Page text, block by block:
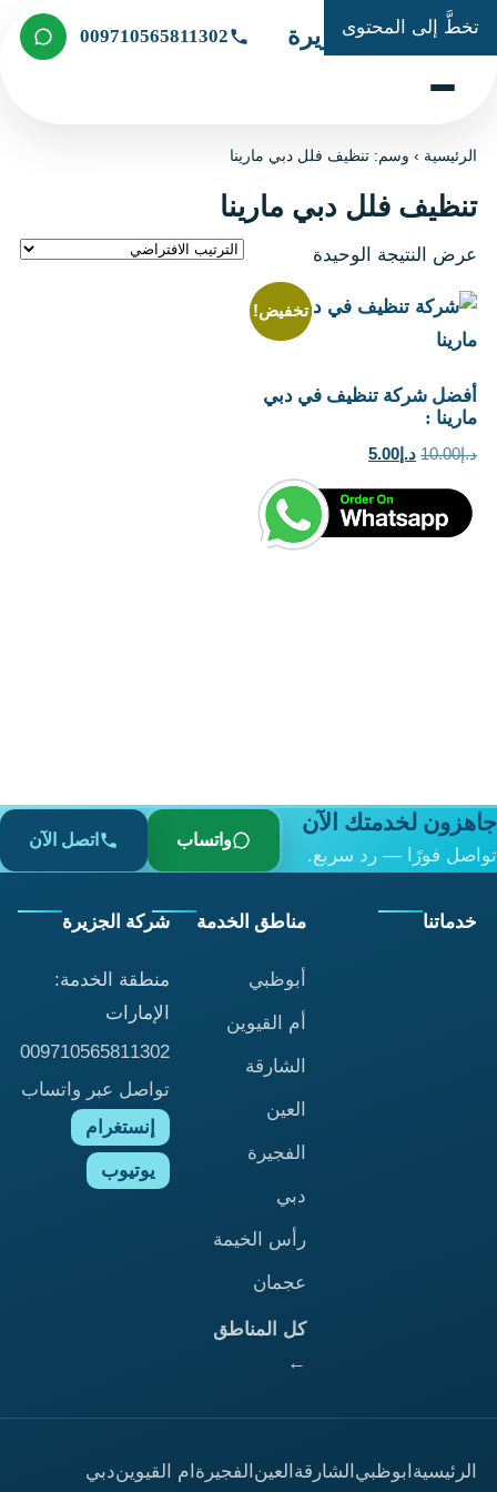
تخطَّ إلى المحتوى
شركة الجزيرة 009710565811302
الرئيسية ›وسم: تنظيف فلل دبي مارينا
تنظيف فلل دبي مارينا
عرض النتيجة الوحيدة
تخفيض!
أفضل شركة تنظيف في دبي
مارينا :
د.إ10.00 السعر
هو:
د.إ10.00.
د.إ 5.00السعر
هو:
د.إ5.00.
جاهزون لخدمتك الآن
تواصل فورًا — رد سريع.
واتساب اتصل الآن
خدماتنا مناطق الخدمة
أبوظبي
أم القيوين
الشارقة
العين
الفجيرة
دبي
رأس الخيمة
عجمان
كل المناطق
←
شركة الجزيرة
منطقة الخدمة:
الإمارات
009710565811302
تواصل عبر واتساب
إنستغرام
يوتيوب
الرئيسية ابوظبي الشارقة العين الفجيرة ام القيويندبي